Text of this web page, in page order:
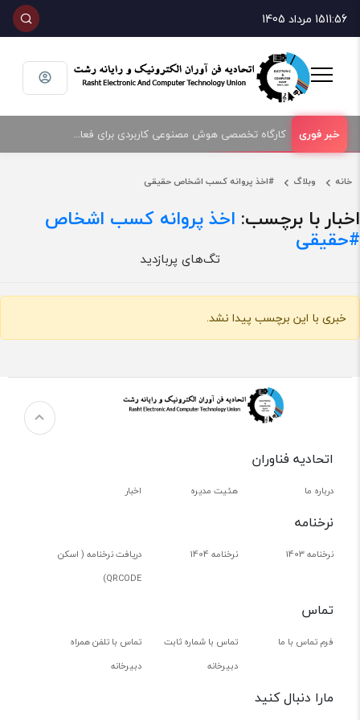
11:5615 مرداد 1405
کارگاه تخصصی هوش مصنوعی کاربردی برای فعالان حوزه فناوری و فروش تجهیزات الکترونیک و رایانه
خانه وبلاگ #اخذ پروانه کسب اشخاص حقیقی
اخبار با برچسب: اخذ پروانه کسب اشخاص
حقیقی#
تگ‌های پربازدید
خبری با این برچسب پیدا نشد.
اتحادیه فناوران
درباره ما هئیت مدیره اخبار
نرخنامه
نرخنامه 1403 نرخنامه 1404
دریافت نرخنامه ( اسکن
QRCODE)
تماس
فرم تماس با ما
تماس با شماره ثابت
دبیرخانه
تماس با تلفن همراه
دبیرخانه
مارا دنبال کنید